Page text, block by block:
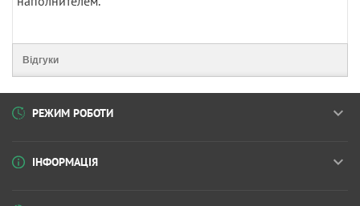
Відгуки
РЕЖИМ РОБОТИ
ІНФОРМАЦІЯ